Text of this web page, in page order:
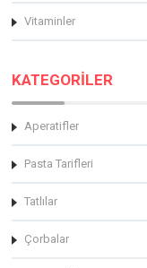
Vitaminler
KATEGORİLER
Aperatifler
Pasta Tarifleri
Tatlılar
Çorbalar